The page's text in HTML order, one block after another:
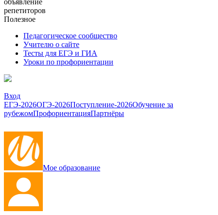
репетиторов
Полезное
Педагогическое сообщество
Учителю о сайте
Тесты для ЕГЭ и ГИА
Уроки по профориентации
Вход
ЕГЭ-2026ОГЭ-2026Поступление-2026Обучение за
рубежомПрофориентацияПартнёры
Мое образование